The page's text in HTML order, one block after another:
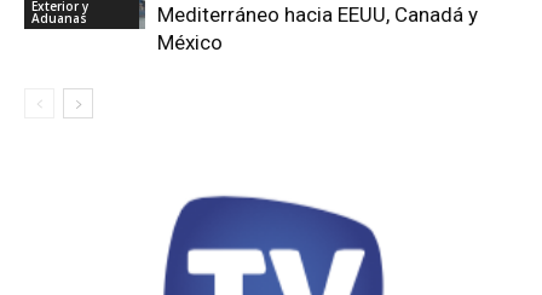
Exterior y
Aduanas
Mediterráneo hacia EEUU, Canadá y
México